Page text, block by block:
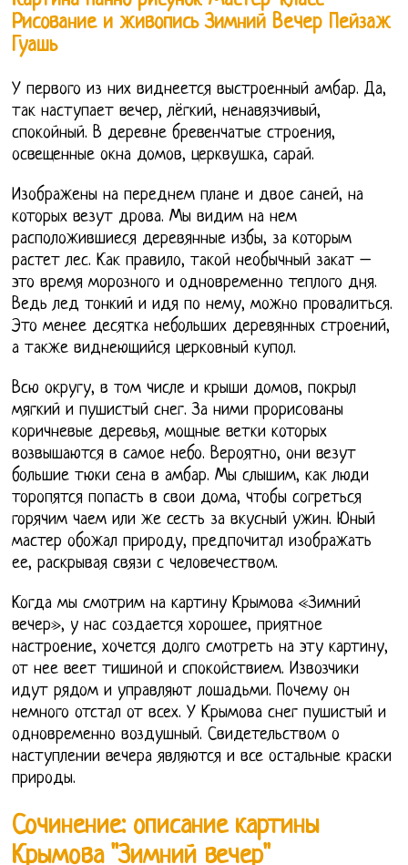
Рисование и живопись Зимний Вечер Пейзаж
Гуашь
У первого из них виднеется выстроенный амбар. Да,
так наступает вечер, лёгкий, ненавязчивый,
спокойный. В деревне бревенчатые строения,
освещенные окна домов, церквушка, сарай.
Изображены на переднем плане и двое саней, на
которых везут дрова. Мы видим на нем
расположившиеся деревянные избы, за которым
растет лес. Как правило, такой необычный закат –
это время морозного и одновременно теплого дня.
Ведь лед тонкий и идя по нему, можно провалиться.
Это менее десятка небольших деревянных строений,
а также виднеющийся церковный купол.
Всю округу, в том числе и крыши домов, покрыл
мягкий и пушистый снег. За ними прорисованы
коричневые деревья, мощные ветки которых
возвышаются в самое небо. Вероятно, они везут
большие тюки сена в амбар. Мы слышим, как люди
торопятся попасть в свои дома, чтобы согреться
горячим чаем или же сесть за вкусный ужин. Юный
мастер обожал природу, предпочитал изображать
ее, раскрывая связи с человечеством.
Когда мы смотрим на картину Крымова «Зимний
вечер», у нас создается хорошее, приятное
настроение, хочется долго смотреть на эту картину,
от нее веет тишиной и спокойствием. Извозчики
идут рядом и управляют лошадьми. Почему он
немного отстал от всех. У Крымова снег пушистый и
одновременно воздушный. Свидетельством о
наступлении вечера являются и все остальные краски
природы.
Сочинение: описание картины
Крымова "Зимний вечер"